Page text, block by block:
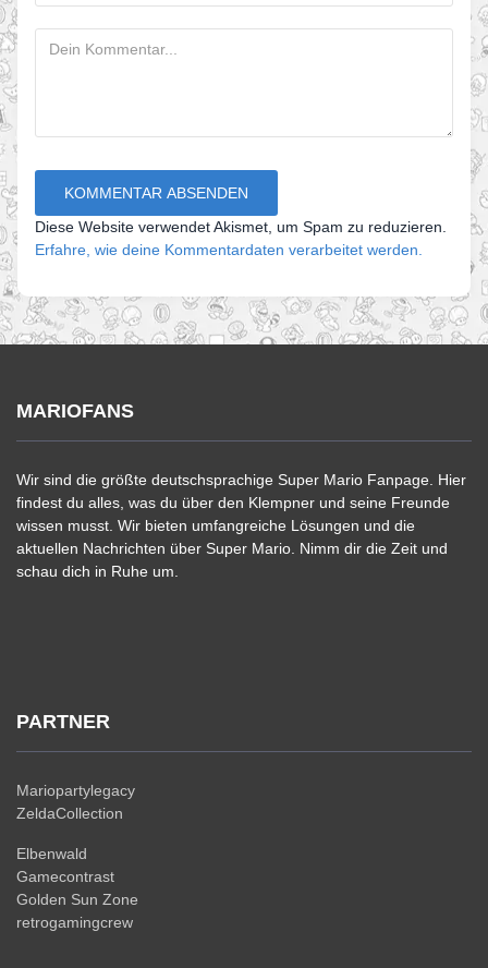
Diese Website verwendet Akismet, um Spam zu reduzieren.
Erfahre, wie deine Kommentardaten verarbeitet werden.
MARIOFANS
Wir sind die größte deutschsprachige Super Mario Fanpage. Hier
findest du alles, was du über den Klempner und seine Freunde
wissen musst. Wir bieten umfangreiche Lösungen und die
aktuellen Nachrichten über Super Mario. Nimm dir die Zeit und
schau dich in Ruhe um.
PARTNER
Mariopartylegacy
ZeldaCollection
Elbenwald
Gamecontrast
Golden Sun Zone
retrogamingcrew